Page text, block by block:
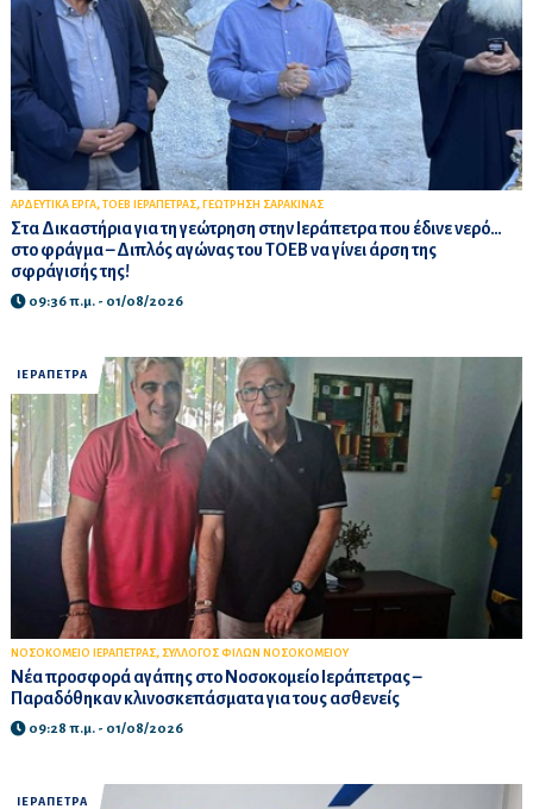
ΑΡΔΕΥΤΙΚΑ ΕΡΓΑ, ΤΟΕΒ ΙΕΡΑΠΕΤΡΑΣ, ΓΕΩΤΡΗΣΗ ΣΑΡΑΚΙΝΑΣ
Στα Δικαστήρια για τη γεώτρηση στην Ιεράπετρα που έδινε νερό…
στο φράγμα – Διπλός αγώνας του ΤΟΕΒ να γίνει άρση της
σφράγισής της!
09:36 π.μ. - 01/08/2026
ΙΕΡΑΠΕΤΡΑ
ΝΟΣΟΚΟΜΕΙΟ ΙΕΡΑΠΕΤΡΑΣ, ΣΥΛΛΟΓΟΣ ΦΙΛΩΝ ΝΟΣΟΚΟΜΕΙΟΥ
Νέα προσφορά αγάπης στο Νοσοκομείο Ιεράπετρας –
Παραδόθηκαν κλινοσκεπάσματα για τους ασθενείς
09:28 π.μ. - 01/08/2026
ΙΕΡΑΠΕΤΡΑ